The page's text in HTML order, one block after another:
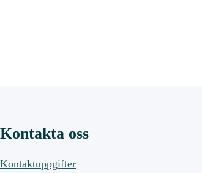
Kontakta oss
Kontaktuppgifter